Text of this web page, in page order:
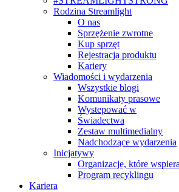
Rodzina Streamlight
O nas
Sprzężenie zwrotne
Kup sprzęt
Rejestracja produktu
Kariery
Wiadomości i wydarzenia
Wszystkie blogi
Komunikaty prasowe
Wystepować w
Świadectwa
Zestaw multimedialny
Nadchodzące wydarzenia
Inicjatywy
Organizacje, które
Program recyklingu
Kariera